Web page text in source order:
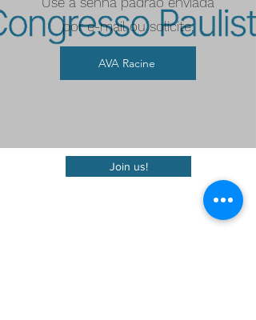
por e-mail ou solicite.
AVA Racine
Join us!